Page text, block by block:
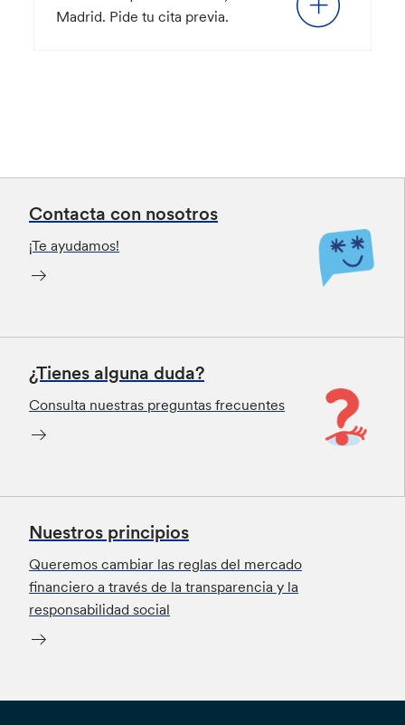
Madrid. Pide tu cita previa.
Contacta con nosotros
¡Te ayudamos!
¿Tienes alguna duda?
Consulta nuestras preguntas frecuentes
Nuestros principios
Queremos cambiar las reglas del mercado
financiero a través de la transparencia y la
responsabilidad social